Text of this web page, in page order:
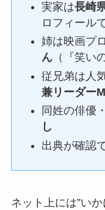
実家は長崎
ロフィール
姉は映画プ
ん （『笑い
従兄弟は人
兼リーダー
同姓の俳優
し
出典が確認
ネット上には”い